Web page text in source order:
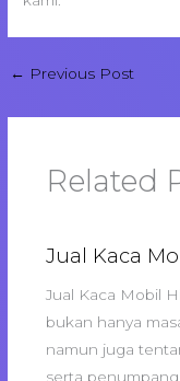
← Previous Post
Related
Jual Kaca
Jual Kaca Mobil
bukan hanya
namun juga
serta penumpang